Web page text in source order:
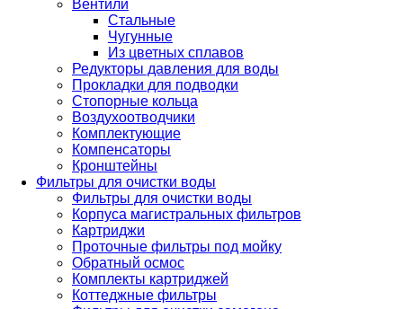
Вентили
Стальные
Чугунные
Из цветных сплавов
Редукторы давления для воды
Прокладки для подводки
Стопорные кольца
Воздухоотводчики
Комплектующие
Компенсаторы
Кронштейны
Фильтры для очистки воды
Фильтры для очистки воды
Корпуса магистральных фильтров
Картриджи
Проточные фильтры под мойку
Обратный осмос
Комплекты картриджей
Коттеджные фильтры